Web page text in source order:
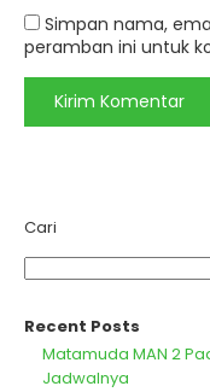
Simpan nama,
peramban ini untuk
Cari
Recent Posts
Matamuda MAN 2
Jadwalnya